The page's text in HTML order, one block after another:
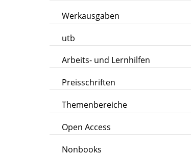
Werkausgaben
utb
Arbeits- und Lernhilfen
Preisschriften
Themenbereiche
Open Access
Nonbooks